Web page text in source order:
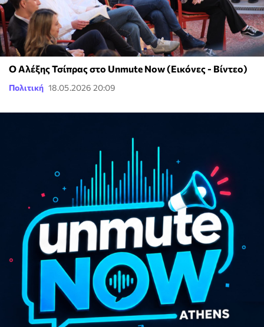
Ο Αλέξης Τσίπρας στο Unmute Now (Εικόνες - Βίντεο)
Πολιτική 18.05.2026 20:09